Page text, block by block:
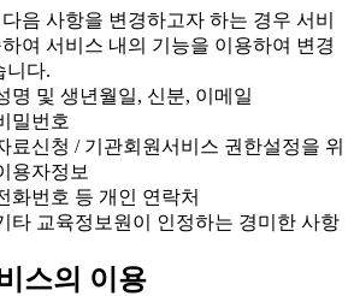
음 사항을 변경하고자 하는 경우 서비
여 서비스 내의 기능을 이용하여 변경
니다.
명 및 생년월일, 신분, 이메일
밀번호
료신청 / 기관회원서비스 권한설정을 위
용자정보
화번호 등 개인 연락처
타 교육정보원이 인정하는 경미한 사항
스의 이용